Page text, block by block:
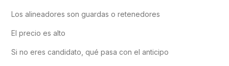
Los alineadores son guardas o retenedores
El precio es alto
Si no eres candidato, qué pasa con el anticipo